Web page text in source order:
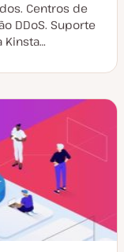
Centros de
DDoS. Suporte
Kinsta…